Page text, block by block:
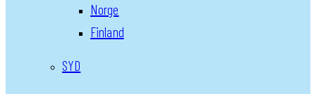
Norge
Finland
SYD